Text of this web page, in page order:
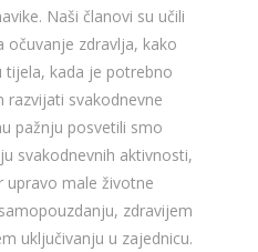
Naši članovi su učili
očuvanje zdravlja, kako
tijela, kada je potrebno
razvijati svakodnevne
pažnju posvetili smo
svakodnevnih aktivnosti,
upravo male životne
zdravijem
uključivanju u zajednicu.